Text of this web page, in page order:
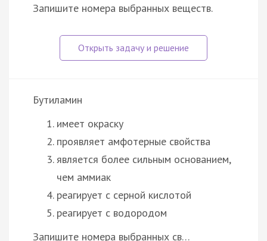
Запишите номера выбранных веществ.
Бутиламин
имеет окраску
проявляет амфотерные свойства
является более сильным основанием,
чем аммиак
реагирует с серной кислотой
реагирует с водородом
Запишите номера выбранных св…